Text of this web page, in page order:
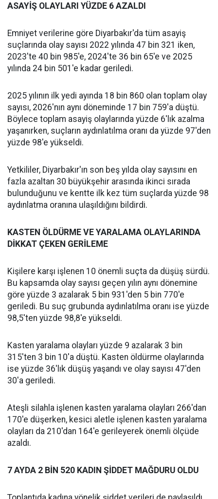
ASAYİŞ OLAYLARI YÜZDE 6 AZALDI
Emniyet verilerine göre Diyarbakır'da tüm asayiş
suçlarında olay sayısı 2022 yılında 47 bin 321 iken,
2023'te 40 bin 985'e, 2024'te 36 bin 65'e ve 2025
yılında 24 bin 501'e kadar geriledi.
2025 yılının ilk yedi ayında 18 bin 860 olan toplam olay
sayısı, 2026'nın aynı döneminde 17 bin 759'a düştü.
Böylece toplam asayiş olaylarında yüzde 6'lık azalma
yaşanırken, suçların aydınlatılma oranı da yüzde 97'den
yüzde 98'e yükseldi.
Yetkililer, Diyarbakır'ın son beş yılda olay sayısını en
fazla azaltan 30 büyükşehir arasında ikinci sırada
bulunduğunu ve kentte ilk kez tüm suçlarda yüzde 98
aydınlatma oranına ulaşıldığını bildirdi.
‎KASTEN ÖLDÜRME VE YARALAMA OLAYLARINDA
DİKKAT ÇEKEN GERİLEME
‎Kişilere karşı işlenen 10 önemli suçta da düşüş sürdü.
Bu kapsamda olay sayısı geçen yılın aynı dönemine
göre yüzde 3 azalarak 5 bin 931'den 5 bin 770'e
geriledi. Bu suç grubunda aydınlatılma oranı ise yüzde
98,5'ten yüzde 98,8'e yükseldi.
Kasten yaralama olayları yüzde 9 azalarak 3 bin
315'ten 3 bin 10'a düştü. Kasten öldürme olaylarında
ise yüzde 36'lık düşüş yaşandı ve olay sayısı 47'den
30'a geriledi.
Ateşli silahla işlenen kasten yaralama olayları 266'dan
170'e düşerken, kesici aletle işlenen kasten yaralama
olayları da 210'dan 164'e gerileyerek önemli ölçüde
azaldı.
7 AYDA 2 BİN 520 KADIN ŞİDDET MAĞDURU OLDU